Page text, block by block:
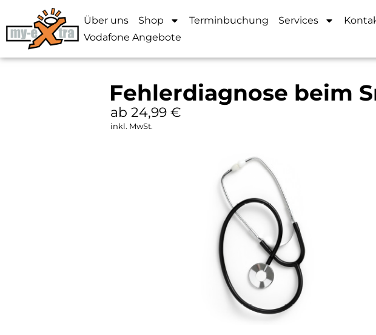
Über uns Shop Terminbuchung Services
Vodafone Angebote
Fehlerdiagnose beim
ab 24,99 €
inkl. MwSt.